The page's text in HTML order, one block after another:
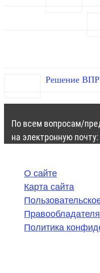
Решение ВПР
По всем вопросам/
на электронную почту:
О сайте
Карта сайта
Политика